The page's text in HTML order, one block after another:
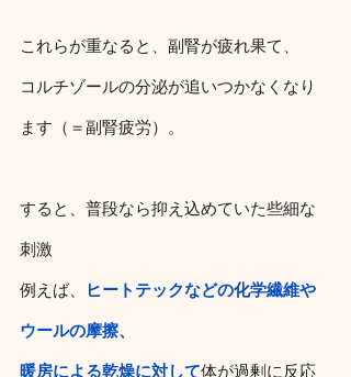
これらが重なると、副腎が疲れ果て、
コルチゾールの分泌が追いつかなくなり
ます（＝副腎疲労）。
すると、普段なら抑え込めていた些細な
刺激
例えば、 ヒートテックなどの化学繊維や
ウールの摩擦、
暖房による乾燥に対して体が過剰に反応